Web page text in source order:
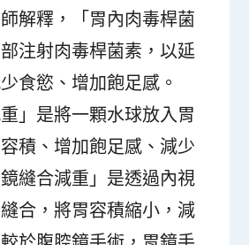
解釋，「胃內肉毒桿菌
注射肉毒桿菌素，以延
食慾、增加飽足感。
重」是將一顆水球放入胃
積、增加飽足感、減少
縫合減重」是透過內視
合，將胃容積縮小，減